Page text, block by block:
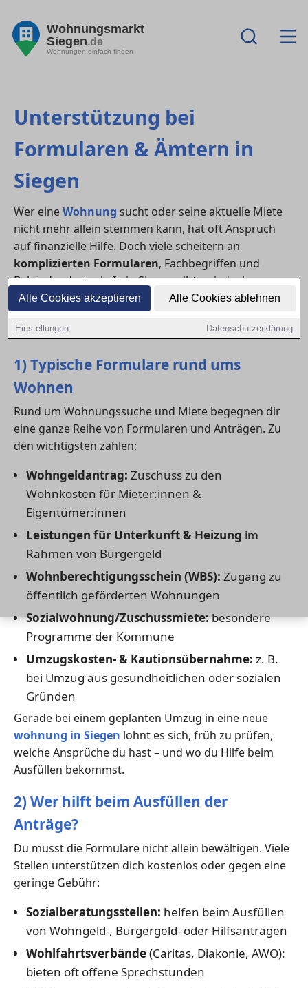
Alle Cookies akzeptieren Alle Cookies ablehnen
Einstellungen Datenschutzerklärung
Wohnungsmarkt
Siegen.de
Wohnungen einfach finden
Unterstützung bei
Formularen & Ämtern in
Siegen
Wer eineWohnung sucht oder seine aktuelle Miete
nicht mehr allein stemmen kann, hat oft Anspruch
auf finanzielle Hilfe. Doch viele scheitern an
komplizierten Formularen, Fachbegriffen und
Behördendeutsch. In in Siegen gibt es jedoch
verschiedene Stellen, die dich beim Ausfüllen von
Anträgen und im Kontakt mit Ämtern unterstützen –
damit dein Antrag nicht an Formalitäten scheitert.
1) Typische Formulare rund ums
Wohnen
Rund um Wohnungssuche und Miete begegnen dir
eine ganze Reihe von Formularen und Anträgen. Zu
den wichtigsten zählen:
Wohngeldantrag: Zuschuss zu den
Wohnkosten für Mieter:innen &
Eigentümer:innen
Leistungen für Unterkunft & Heizung im
Rahmen von Bürgergeld
Wohnberechtigungsschein (WBS): Zugang zu
öffentlich geförderten Wohnungen
Sozialwohnung/Zuschussmiete:besondere
Programme der Kommune
Umzugskosten- & Kautionsübernahme: z. B.
bei Umzug aus gesundheitlichen oder sozialen
Gründen
Gerade bei einem geplanten Umzug in eine neue
wohnung in Siegen lohnt es sich, früh zu prüfen,
welche Ansprüche du hast – und wo du Hilfe beim
Ausfüllen bekommst.
2) Wer hilft beim Ausfüllen der
Anträge?
Du musst die Formulare nicht allein bewältigen. Viele
Stellen unterstützen dich kostenlos oder gegen eine
geringe Gebühr:
Sozialberatungsstellen: helfen beim Ausfüllen
von Wohngeld-, Bürgergeld- oder Hilfsanträgen
Wohlfahrtsverbände(Caritas, Diakonie, AWO):
bieten oft offene Sprechstunden